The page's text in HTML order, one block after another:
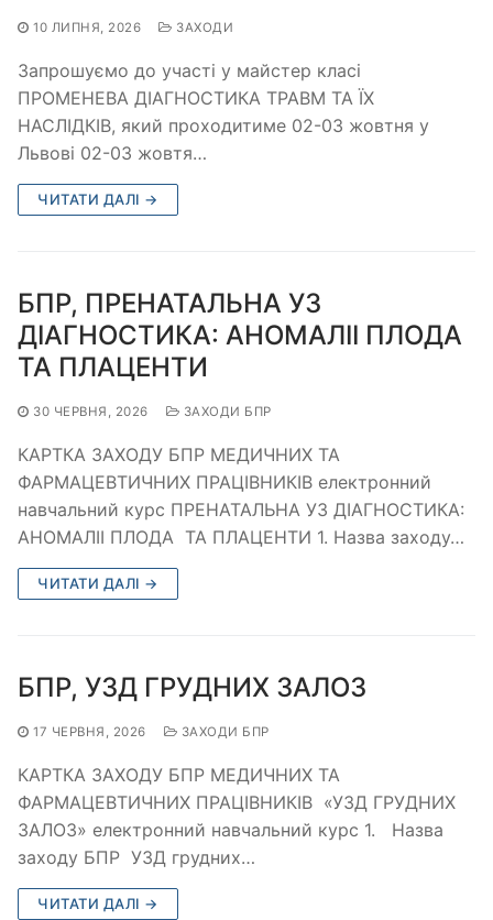
10 ЛИПНЯ, 2026 ЗАХОДИ
Запрошуємо до участі у майстер класі
ПРОМЕНЕВА ДІАГНОСТИКА ТРАВМ ТА ЇХ
НАСЛІДКІВ, який проходитиме 02-03 жовтня у
Львові 02-03 жовтя…
ЧИТАТИ ДАЛІ →
БПР, ПРЕНАТАЛЬНА УЗ
ДІАГНОСТИКА: АНОМАЛІІ ПЛОДА
ТА ПЛАЦЕНТИ
30 ЧЕРВНЯ, 2026 ЗАХОДИ БПР
КАРТКА ЗАХОДУ БПР МЕДИЧНИХ ТА
ФАРМАЦЕВТИЧНИХ ПРАЦІВНИКІВ електронний
навчальний курс ПРЕНАТАЛЬНА УЗ ДІАГНОСТИКА:
АНОМАЛІІ ПЛОДА ТА ПЛАЦЕНТИ 1. Назва заходу…
ЧИТАТИ ДАЛІ →
БПР, УЗД ГРУДНИХ ЗАЛОЗ
17 ЧЕРВНЯ, 2026 ЗАХОДИ БПР
КАРТКА ЗАХОДУ БПР МЕДИЧНИХ ТА
ФАРМАЦЕВТИЧНИХ ПРАЦІВНИКІВ «УЗД ГРУДНИХ
ЗАЛОЗ» електронний навчальний курс 1. Назва
заходу БПР УЗД грудних…
ЧИТАТИ ДАЛІ →